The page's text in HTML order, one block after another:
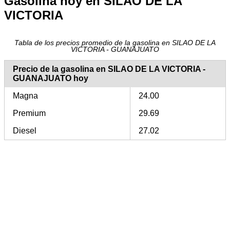
VICTORIA
Tabla de los precios promedio de la gasolina en SILAO DE LA
VICTORIA - GUANAJUATO
Precio de la gasolina en SILAO DE LA VICTORIA -
GUANAJUATO hoy
Magna
24.00
Premium
29.69
Diesel
27.02